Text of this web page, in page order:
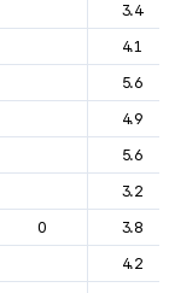
3.4
4.1
5.6
4.9
5.6
3.2
0
3.8
4.2